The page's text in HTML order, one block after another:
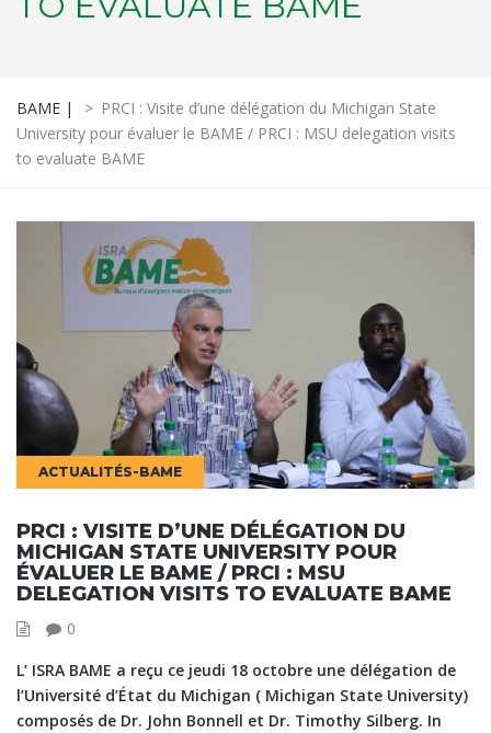
BAME | > PRCI : Visite d’une délégation du Michigan State
University pour évaluer le BAME / PRCI : MSU delegation visits
to evaluate BAME
ACTUALITÉS-BAME
PRCI : VISITE D’UNE DÉLÉGATION DU
MICHIGAN STATE UNIVERSITY POUR
ÉVALUER LE BAME / PRCI : MSU
DELEGATION VISITS TO EVALUATE BAME
0
L’ ISRA BAME a reçu ce jeudi 18 octobre une délégation de
l’Université d’État du Michigan ( Michigan State University)
composés de Dr. John Bonnell et Dr. Timothy Silberg. In